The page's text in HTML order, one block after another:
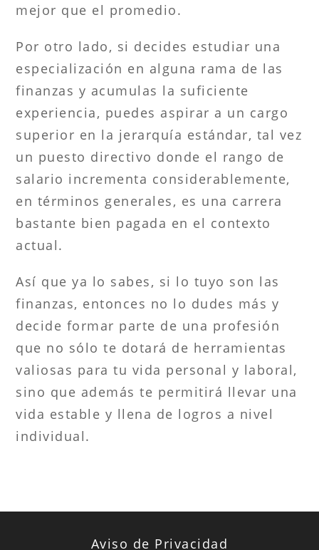
mejor que el promedio.
Por otro lado, si decides estudiar una
especialización en alguna rama de las
finanzas y acumulas la suficiente
experiencia, puedes aspirar a un cargo
superior en la jerarquía estándar, tal vez
un puesto directivo donde el rango de
salario incrementa considerablemente,
en términos generales, es una carrera
bastante bien pagada en el contexto
actual.
Así que ya lo sabes, si lo tuyo son las
finanzas, entonces no lo dudes más y
decide formar parte de una profesión
que no sólo te dotará de herramientas
valiosas para tu vida personal y laboral,
sino que además te permitirá llevar una
vida estable y llena de logros a nivel
individual.
Aviso de Privacidad